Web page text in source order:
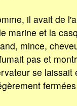
il avait de
marine et la
mince,
pas et
se laissait